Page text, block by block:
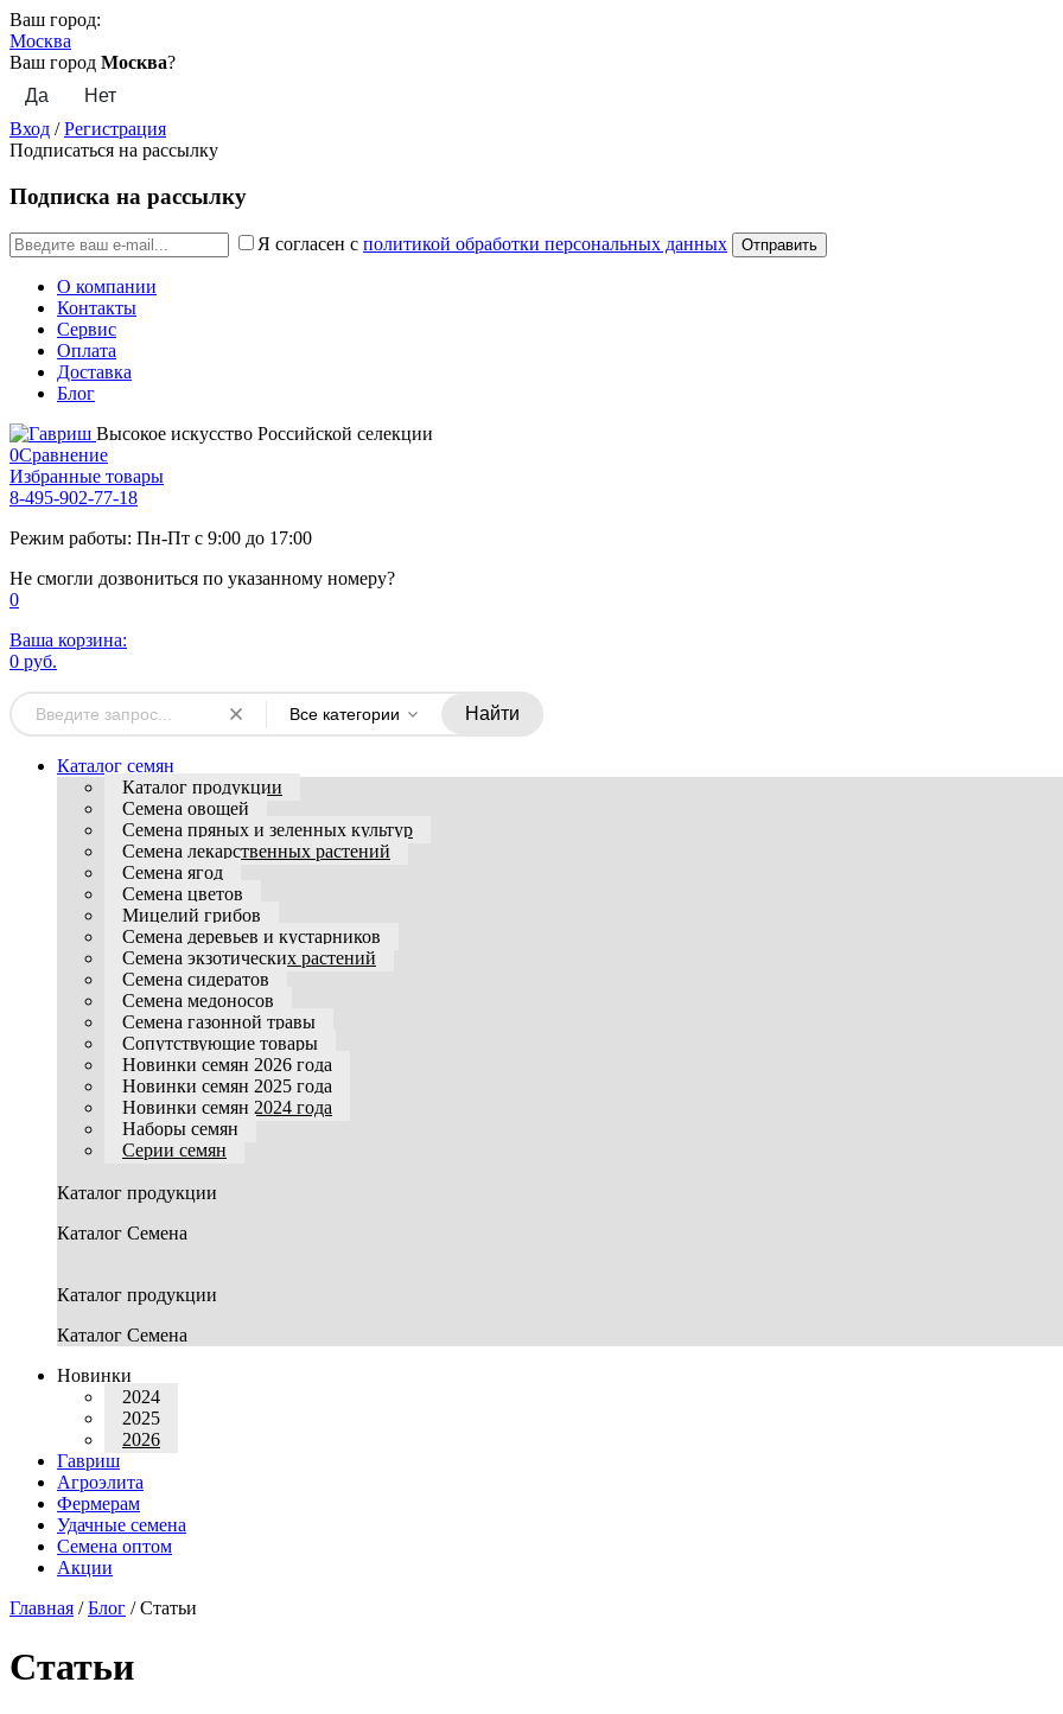
Ваш город:
Москва
Ваш город Москва?
Вход /Регистрация
Подписаться на рассылку
Подписка на рассылку
Я согласен с политикой обработки персональных данных
О компании
Контакты
Сервис
Оплата
Доставка
Блог
Высокое искусство Российской селекции
0Сравнение
Избранные товары
8-495-902-77-18
Режим работы: Пн-Пт с 9:00 до 17:00
Не смогли дозвониться по указанному номеру?
0
Ваша корзина:
0 руб.
Все категории Найти
Каталог семян
Каталог продукции
Семена овощей
Семена пряных и зеленных культур
Семена лекарственных растений
Семена ягод
Семена цветов
Мицелий грибов
Семена деревьев и кустарников
Семена экзотических растений
Семена сидератов
Семена медоносов
Семена газонной травы
Сопутствующие товары
Новинки семян 2026 года
Новинки семян 2025 года
Новинки семян 2024 года
Наборы семян
Серии семян
Каталог продукции
Каталог Семена
Каталог продукции
Каталог Семена
Новинки
2024
2025
2026
Гавриш
Агроэлита
Фермерам
Удачные семена
Семена оптом
Акции
Главная /Блог /Статьи
Статьи